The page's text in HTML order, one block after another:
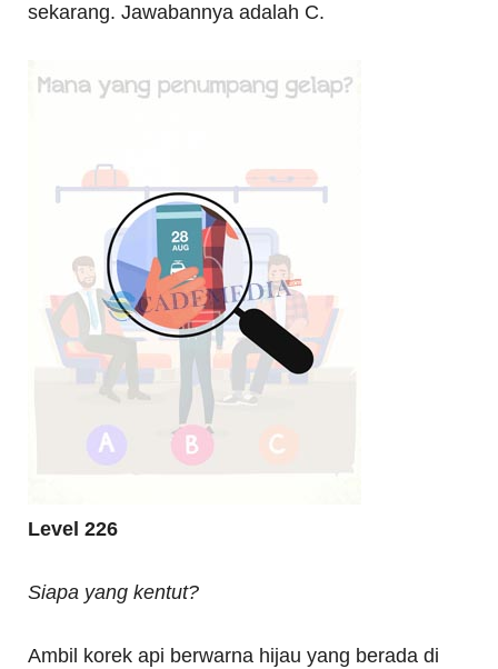
sekarang. Jawabannya adalah C.
Level 226
Siapa yang kentut?
Ambil korek api berwarna hijau yang berada di